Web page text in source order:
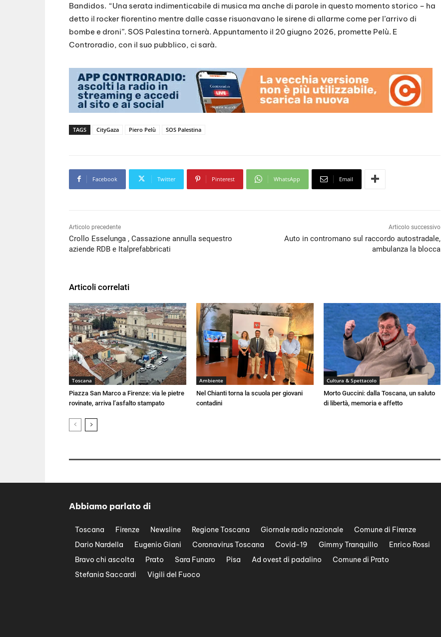
Bandidos. “Una serata indimenticabile di musica ma anche di parole in questo momento storico – ha
detto il rocker fiorentino mentre dalle casse risuonavano le sirene di allarme come per l’arrivo di
bombe e droni”. SOS Palestina tornerà. Appuntamento il 20 giugno 2026, promette Pelù. E
Controradio, con il suo pubblico, ci sarà.
TAGS CityGaza Piero Pelù SOS Palestina
Facebook Twitter Pinterest WhatsApp Email
Articolo precedente
Crollo Esselunga , Cassazione annulla sequestro
aziende RDB e Italprefabbricati
Articolo successivo
Auto in contromano sul raccordo autostradale,
ambulanza la blocca
Articoli correlati
Toscana
Piazza San Marco a Firenze: via le pietre
rovinate, arriva l’asfalto stampato
Ambiente
Nel Chianti torna la scuola per giovani
contadini
Cultura & Spettacolo
Morto Guccini: dalla Toscana, un saluto
di libertà, memoria e affetto
Abbiamo parlato di
Toscana Firenze Newsline Regione Toscana Giornale radio nazionale
Comune di Firenze
Dario Nardella
Eugenio Giani Coronavirus Toscana Covid-19 Gimmy Tranquillo
Enrico Rossi
Bravo chi ascolta
Prato Sara Funaro Pisa Ad ovest di padalino
Comune di Prato
Stefania Saccardi
Vigili del Fuoco